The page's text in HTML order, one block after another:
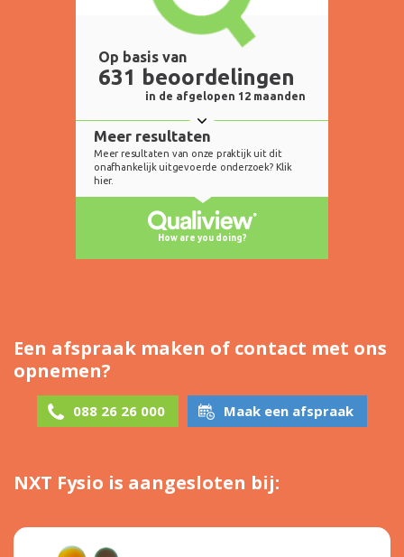
Een afspraak maken of contact met ons
opnemen?
088 26 26 000 Maak een afspraak
NXT Fysio is aangesloten bij: